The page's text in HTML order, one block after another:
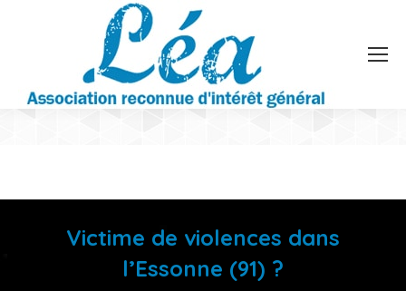
Victime de violences dans
l’Essonne (91) ?